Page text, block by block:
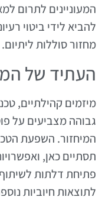
המעוניינים לתרום
להביא לידי ביטוי
מחזור סוללות ליתיום.
העתיד של
מיזמים קהילתיים,
גבוהה מצביעים על
המיחזור. השפעת
תסתיים כאן,
פתיחת דלתות
לתוצאות חיוביות